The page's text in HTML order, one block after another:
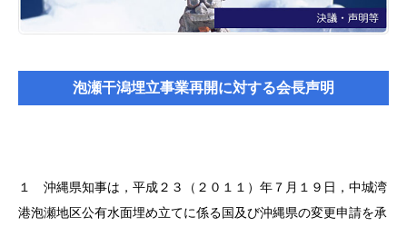
泡瀬干潟埋立事業再開に対する会長声明
１ 沖縄県知事は，平成２３（２０１１）年７月１９日，中城湾
港泡瀬地区公有水面埋め立てに係る国及び沖縄県の変更申請を承